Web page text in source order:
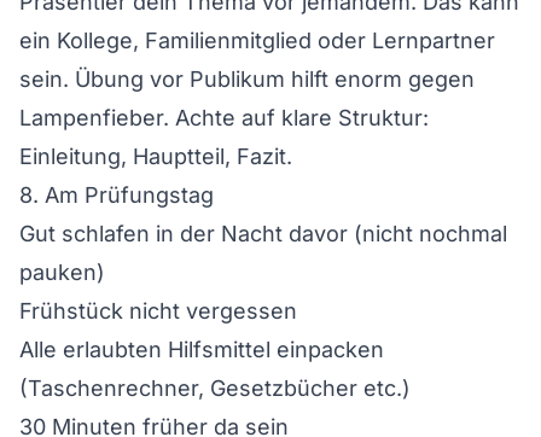
ein Kollege, Familienmitglied oder Lernpartner
sein. Übung vor Publikum hilft enorm gegen
Lampenfieber. Achte auf klare Struktur:
Einleitung, Hauptteil, Fazit.
8. Am Prüfungstag
Gut schlafen in der Nacht davor (nicht nochmal
pauken)
Frühstück nicht vergessen
Alle erlaubten Hilfsmittel einpacken
(Taschenrechner, Gesetzbücher etc.)
30 Minuten früher da sein